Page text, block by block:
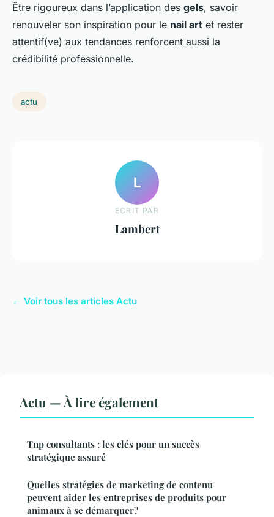
Être rigoureux dans l’application des gels, savoir
renouveler son inspiration pour le nail art et rester
attentif(ve) aux tendances renforcent aussi la
crédibilité professionnelle.
actu
L
ECRIT PAR
Lambert
← Voir tous les articles Actu
Actu — À lire également
Tnp consultants : les clés pour un succès
stratégique assuré
Quelles stratégies de marketing de contenu
peuvent aider les entreprises de produits pour
animaux à se démarquer?